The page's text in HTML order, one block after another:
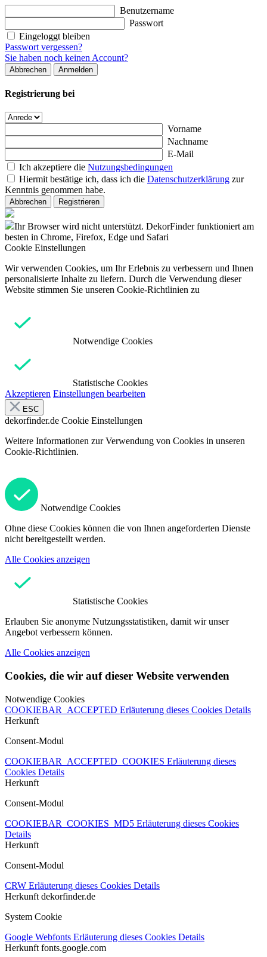
Benutzername
Passwort
Eingeloggt bleiben
Passwort vergessen?
Sie haben noch keinen Account?
Abbrechen Anmelden
Registrierung bei
Vorname
Nachname
E-Mail
Ich akzeptiere die Nutzungsbedingungen
Hiermit bestätige ich, dass ich die Datenschutzerklärung zur
Kenntnis genommen habe.
Abbrechen Registrieren
Ihr Browser wird nicht unterstützt. DekorFinder funktioniert am
besten in Chrome, Firefox, Edge und Safari
Cookie Einstellungen
Wir verwenden Cookies, um Ihr Erlebnis zu verbessern und Ihnen
personalisierte Inhalte zu liefern. Durch die Verwendung dieser
Website stimmen Sie unseren Cookie-Richtlinien zu
Notwendige Cookies
Statistische Cookies
Akzeptieren Einstellungen bearbeiten
ESC
dekorfinder.de Cookie Einstellungen
Weitere Informationen zur Verwendung von Cookies in unseren
Cookie-Richtlinien.
Notwendige Cookies
Ohne diese Cookies können die von Ihnen angeforderten Dienste
nicht bereitgestellt werden.
Alle Cookies anzeigen
Statistische Cookies
Erlauben Sie anonyme Nutzungsstatistiken, damit wir unser
Angebot verbessern können.
Alle Cookies anzeigen
Cookies, die wir auf dieser Website verwenden
Notwendige Cookies
COOKIEBAR_ACCEPTED Erläuterung dieses Cookies Details
Herkunft
Consent-Modul
COOKIEBAR_ACCEPTED_COOKIES Erläuterung dieses
Cookies Details
Herkunft
Consent-Modul
COOKIEBAR_COOKIES_MD5 Erläuterung dieses Cookies
Details
Herkunft
Consent-Modul
CRW Erläuterung dieses Cookies Details
Herkunft dekorfinder.de
System Cookie
Google Webfonts Erläuterung dieses Cookies Details
Herkunft fonts.google.com